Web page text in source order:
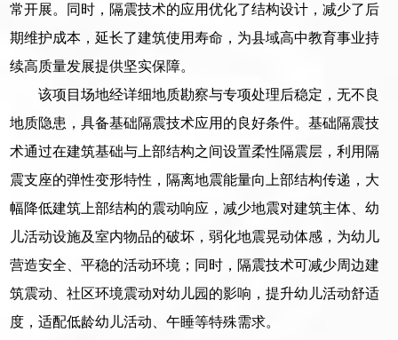
常开展。同时，隔震技术的应用优化了结构设计，减少了后
期维护成本，延长了建筑使用寿命，为县域高中教育事业持
续高质量发展提供坚实保障。
该项目场地经详细地质勘察与专项处理后稳定，无不良
地质隐患，具备基础隔震技术应用的良好条件。基础隔震技
术通过在建筑基础与上部结构之间设置柔性隔震层，利用隔
震支座的弹性变形特性，隔离地震能量向上部结构传递，大
幅降低建筑上部结构的震动响应，减少地震对建筑主体、幼
儿活动设施及室内物品的破坏，弱化地震晃动体感，为幼儿
营造安全、平稳的活动环境；同时，隔震技术可减少周边建
筑震动、社区环境震动对幼儿园的影响，提升幼儿活动舒适
度，适配低龄幼儿活动、午睡等特殊需求。